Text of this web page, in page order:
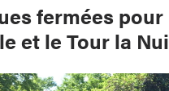
fermées pour
et le Tour la